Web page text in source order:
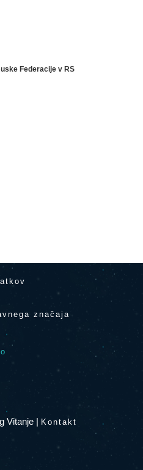
Federacije v RS
značaja
Vitanje | Kontakt